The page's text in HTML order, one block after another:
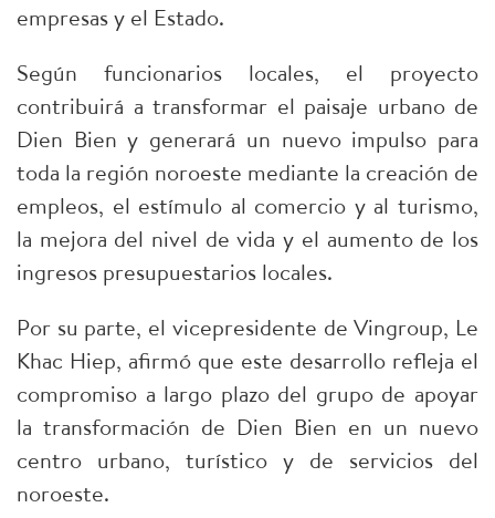
empresas y el Estado.
​Según funcionarios locales, el proyecto
contribuirá a transformar el paisaje urbano de
Dien Bien y generará un nuevo impulso para
toda la región noroeste mediante la creación de
empleos, el estímulo al comercio y al turismo,
la mejora del nivel de vida y el aumento de los
ingresos presupuestarios locales.
​Por su parte, el vicepresidente de Vingroup, Le
Khac Hiep, afirmó que este desarrollo refleja el
compromiso a largo plazo del grupo de apoyar
la transformación de Dien Bien en un nuevo
centro urbano, turístico y de servicios del
noroeste.